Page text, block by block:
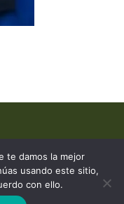
los derechos reservados.
2019
te damos la mejor
usando este sitio,
con ello.